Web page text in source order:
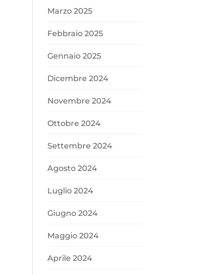
Marzo 2025
Febbraio 2025
Gennaio 2025
Dicembre 2024
Novembre 2024
Ottobre 2024
Settembre 2024
Agosto 2024
Luglio 2024
Giugno 2024
Maggio 2024
Aprile 2024